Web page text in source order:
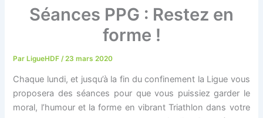
Séances PPG : Restez en
forme !
ParLigueHDF /23 mars 2020
Chaque lundi, et jusqu’à la fin du confinement la Ligue vous
proposera des séances pour que vous puissiez garder le
moral, l’humour et la forme en vibrant Triathlon dans votre